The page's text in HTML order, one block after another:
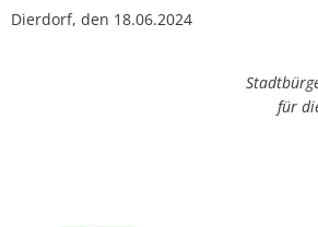
Dierdorf, den 18.06.2024
für